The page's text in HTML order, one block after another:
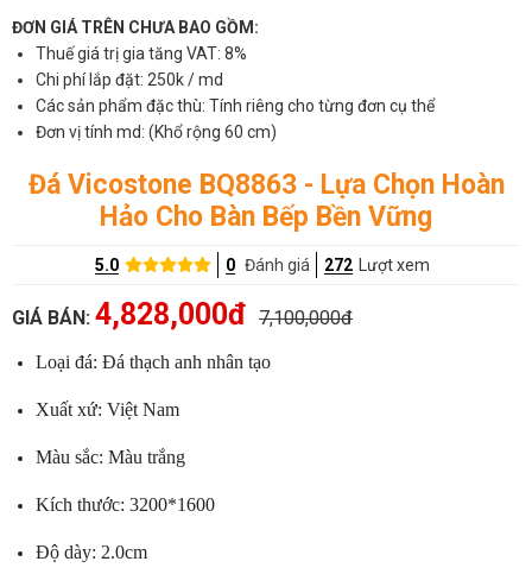
ĐƠN GIÁ TRÊN CHƯA BAO GỒM:
Thuế giá trị gia tăng VAT: 8%
Chi phí lắp đặt: 250k / md
Các sản phẩm đặc thù: Tính riêng cho từng đơn cụ thể
Đơn vị tính md: (Khổ rộng 60 cm)
Đá Vicostone BQ8863 - Lựa Chọn Hoàn
Hảo Cho Bàn Bếp Bền Vững
5.0 0 Đánh giá 272 Lượt xem
GIÁ BÁN: 4,828,000đ 7,100,000đ
Loại đá: Đá thạch anh nhân tạo
Xuất xứ: Việt Nam
Màu sắc: Màu trắng
Kích thước: 3200*1600
Độ dày: 2.0cm